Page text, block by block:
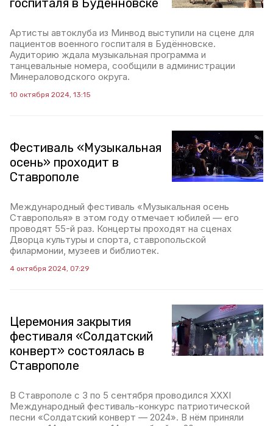
Артисты автоклуба из Минвод выступили на сцене для
пациентов военного госпиталя в Будённовске.
Аудиторию ждала музыкальная программа и
танцевальные номера, сообщили в администрации
Минераловодского округа.
10 октября 2024, 13:15
Фестиваль «Музыкальная
осень» проходит в
Ставрополе
Международный фестиваль «Музыкальная осень
Ставрополья» в этом году отмечает юбилей — его
проводят 55-й раз. Концерты проходят на сценах
Дворца культуры и спорта, ставропольской
филармонии, музеев и библиотек.
4 октября 2024, 07:29
Церемония закрытия
фестиваля «Солдатский
конверт» состоялась в
Ставрополе
В Ставрополе с 3 по 5 сентября проводился XXXI
Международный фестиваль-конкурс патриотической
песни «Солдатский конверт — 2024». В нём приняли